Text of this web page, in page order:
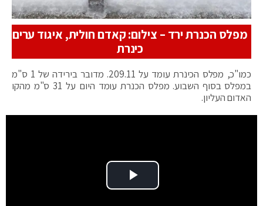
מפלס הכנרת ירד – צילום: קאדם חולית, איגוד ערים
כינרת
כמו"כ, מפלס הכינרת עומד על 209.11. מדובר בירידה של 1 ס"מ
במפלס בסוף השבוע. מפלס הכנרת עומד היום על 31 ס"מ מהקו
האדום העליון.
Play Video